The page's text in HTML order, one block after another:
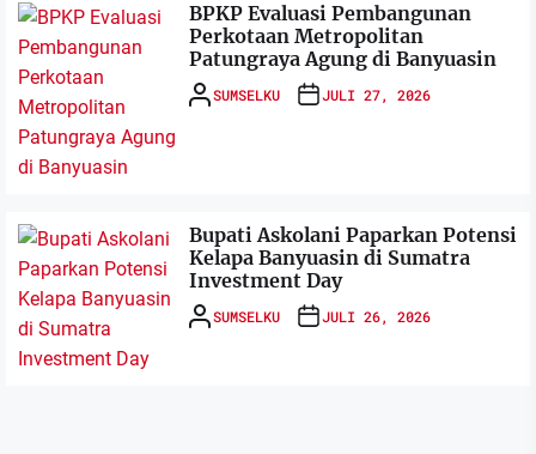
BPKP Evaluasi Pembangunan
Perkotaan Metropolitan
Patungraya Agung di Banyuasin
SUMSELKU JULI 27, 2026
Bupati Askolani Paparkan Potensi
Kelapa Banyuasin di Sumatra
Investment Day
SUMSELKU JULI 26, 2026